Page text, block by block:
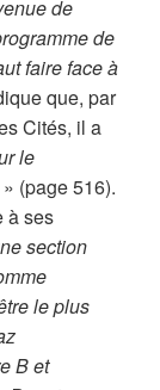
de
de
faire face à
que, par
Cités, il a
le
» (page 516).
à ses
section
le plus
B et